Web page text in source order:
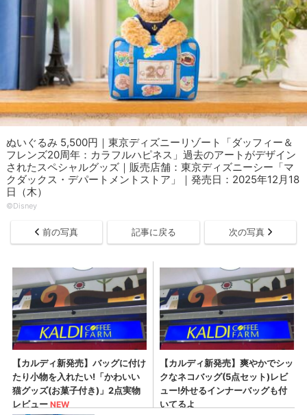
ぬいぐるみ 5,500円｜東京ディズニーリゾート「ダッフィー＆
フレンズ20周年：カラフルハピネス」過去のアートがデザイン
されたスペシャルグッズ｜販売店舗：東京ディズニーシー「マ
クダックス・デパートメントストア」｜発売日：2025年12月18
日（木）
©Disney
前の写真 記事に戻る 次の写真